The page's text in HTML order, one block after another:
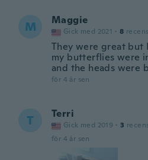
M Maggie
Gick med 2021 · 8
They were great but
my butterflies were
and the heads were
för 4 år sen
T Terri
Gick med 2019 · 3
för 4 år sen